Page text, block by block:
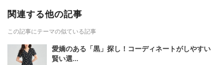
関連する他の記事
この記事にテーマの似ている記事
愛嬌のある「黒」探し！コーディネートがしやすい
賢い選...